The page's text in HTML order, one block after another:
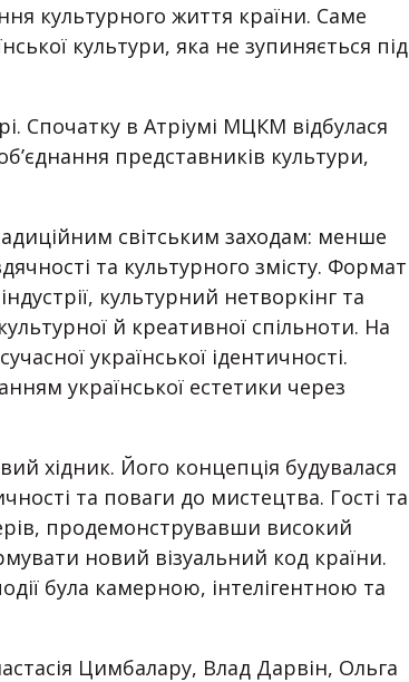
культурного життя країни. Саме
культури, яка не зупиняється під
Спочатку в Атріумі МЦКМ відбулася
представників культури,
світським заходам: менше
та культурного змісту. Формат
культурний нетворкінг та
й креативної спільноти. На
української ідентичності.
української естетики через
хідник. Його концепція будувалася
та поваги до мистецтва. Гості та
продемонструвавши високий
новий візуальний код країни.
була камерною, інтелігентною та
Цимбалару, Влад Дарвін, Ольга